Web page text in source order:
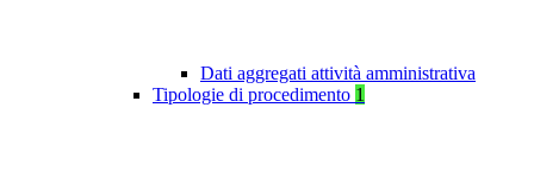
Dati aggregati attività amministrativa
Tipologie di procedimento 1